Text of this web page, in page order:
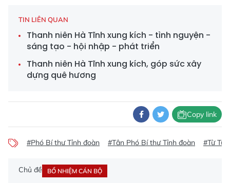
TIN LIÊN QUAN
Thanh niên Hà Tĩnh xung kích - tình nguyện -
sáng tạo - hội nhập - phát triển
Thanh niên Hà Tĩnh xung kích, góp sức xây
dựng quê hương
Copy link
#Phó Bí thư Tỉnh đoàn #Tân Phó Bí thư Tỉnh đoàn #Từ
Chủ đề BỔ NHIỆM CÁN BỘ